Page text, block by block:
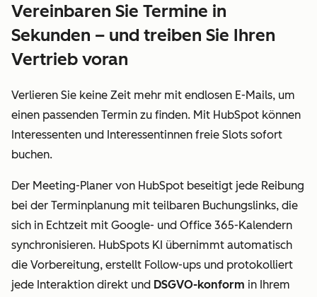
Vereinbaren Sie Termine in
Sekunden – und treiben Sie Ihren
Vertrieb voran
Verlieren Sie keine Zeit mehr mit endlosen E-Mails, um
einen passenden Termin zu finden. Mit HubSpot können
Interessenten und Interessentinnen freie Slots sofort
buchen.
Der Meeting-Planer von HubSpot beseitigt jede Reibung
bei der Terminplanung mit teilbaren Buchungslinks, die
sich in Echtzeit mit Google- und Office 365-Kalendern
synchronisieren. HubSpots KI übernimmt automatisch
die Vorbereitung, erstellt Follow-ups und protokolliert
jede Interaktion direkt und DSGVO-konform in Ihrem